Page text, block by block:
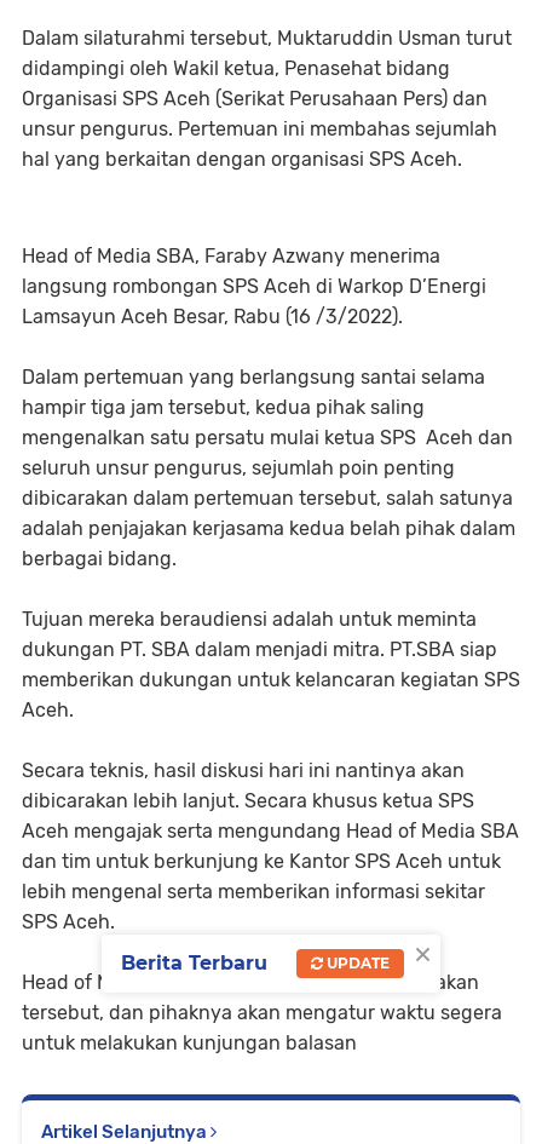
Dalam silaturahmi tersebut, Muktaruddin Usman turut
didampingi oleh Wakil ketua, Penasehat bidang
Organisasi SPS Aceh (Serikat Perusahaan Pers) dan
unsur pengurus. Pertemuan ini membahas sejumlah
hal yang berkaitan dengan organisasi SPS Aceh.
Head of Media SBA, Faraby Azwany menerima
langsung rombongan SPS Aceh di Warkop D’Energi
Lamsayun Aceh Besar, Rabu (16 /3/2022).
Dalam pertemuan yang berlangsung santai selama
hampir tiga jam tersebut, kedua pihak saling
mengenalkan satu persatu mulai ketua SPS Aceh dan
seluruh unsur pengurus, sejumlah poin penting
dibicarakan dalam pertemuan tersebut, salah satunya
adalah penjajakan kerjasama kedua belah pihak dalam
berbagai bidang.
Tujuan mereka beraudiensi adalah untuk meminta
dukungan PT. SBA dalam menjadi mitra. PT.SBA siap
memberikan dukungan untuk kelancaran kegiatan SPS
Aceh.
Secara teknis, hasil diskusi hari ini nantinya akan
dibicarakan lebih lanjut. Secara khusus ketua SPS
Aceh mengajak serta mengundang Head of Media SBA
dan tim untuk berkunjung ke Kantor SPS Aceh untuk
lebih mengenal serta memberikan informasi sekitar
SPS Aceh.
Head of Media SBA menyambut positif atas ajakan
tersebut, dan pihaknya akan mengatur waktu segera
untuk melakukan kunjungan balasan
Artikel Selanjutnya
×
Berita Terbaru UPDATE